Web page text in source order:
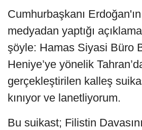
Cumhurbaşkanı
medyadan yaptığı açıklama
şöyle: Hamas Siyasi Büro
Heniye’ye yönelik
gerçekleştirilen kalleş
kınıyor ve lanetliyorum.
Bu suikast; Filistin